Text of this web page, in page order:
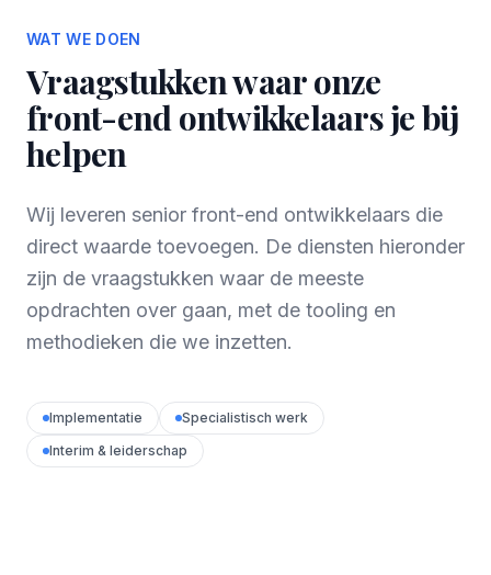
WAT WE DOEN
Vraagstukken waar onze
front-end ontwikkelaars je bij
helpen
Wij leveren senior front-end ontwikkelaars die
direct waarde toevoegen. De diensten hieronder
zijn de vraagstukken waar de meeste
opdrachten over gaan, met de tooling en
methodieken die we inzetten.
Implementatie
Specialistisch werk
Interim & leiderschap